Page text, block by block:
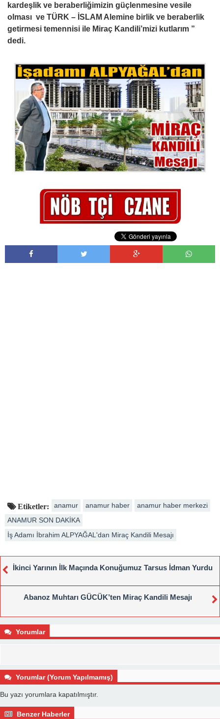
kardeşlik ve beraberliğimizin güçlenmesine vesile
olması ve TÜRK – İSLAM Alemine birlik ve beraberlik
getirmesi temennisi ile Miraç Kandili’mizi kutlarım ”
dedi.
Etiketler: anamur anamur haber
anamur haber merkezi
ANAMUR SON DAKİKA
İş Adamı İbrahim ALPYAĞAL'dan Miraç Kandili Mesajı
İkinci Yarının İlk Maçında Konuğumuz Tarsus İdman Yurdu
Abanoz Muhtarı GÜCÜK’ten Miraç Kandili Mesajı
Yorumlar
Yorumlar (Yorum Yapılmamış)
Bu yazı yorumlara kapatılmıştır.
Benzer Haberler